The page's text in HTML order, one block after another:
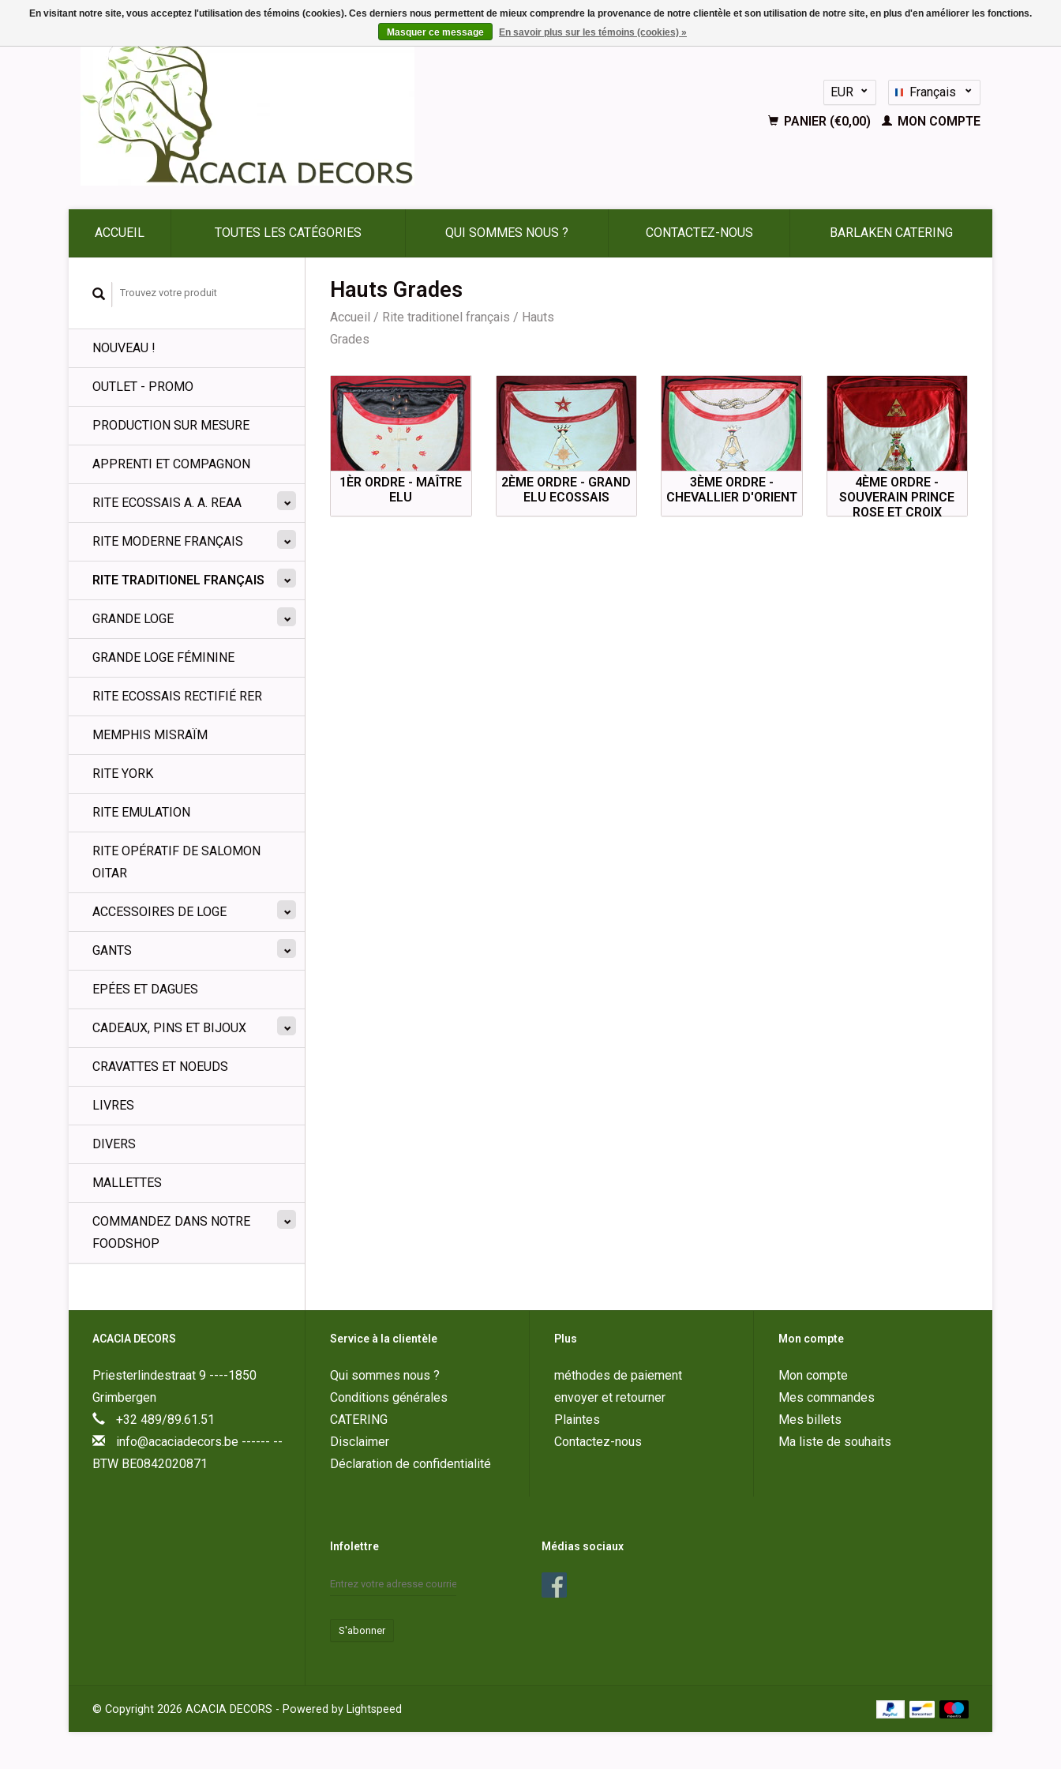
EUR
GBP
Français
Nederlands
Deutsch
PANIER (€0,00) MON COMPTE
ACCUEIL TOUTES LES CATÉGORIES QUI SOMMES NOUS ? CONTACTEZ-NOUS BARLAKEN CATERING
NOUVEAU !
OUTLET - PROMO
PRODUCTION SUR MESURE
APPRENTI ET COMPAGNON
RITE ECOSSAIS A. A. REAA
RITE MODERNE FRANÇAIS
RITE TRADITIONEL FRANÇAIS
GRANDE LOGE
GRANDE LOGE FÉMININE
RITE ECOSSAIS RECTIFIÉ RER
MEMPHIS MISRAÏM
RITE YORK
RITE EMULATION
RITE OPÉRATIF DE SALOMON
OITAR
ACCESSOIRES DE LOGE
GANTS
EPÉES ET DAGUES
CADEAUX, PINS ET BIJOUX
CRAVATTES ET NOEUDS
LIVRES
DIVERS
MALLETTES
COMMANDEZ DANS NOTRE
FOODSHOP
Hauts Grades
Accueil / Rite traditionel français / Hauts
Grades
1ÈR ORDRE - MAÎTRE
ELU
2ÈME ORDRE - GRAND
ELU ECOSSAIS
3ÈME ORDRE -
CHEVALLIER D'ORIENT
4ÈME ORDRE -
SOUVERAIN PRINCE
ROSE ET CROIX
ACACIA DECORS
Priesterlindestraat 9 ----1850
Grimbergen
+32 489/89.61.51
info@acaciadecors.be ------ --
BTW BE0842020871
Service à la clientèle
Qui sommes nous ?
Conditions générales
CATERING
Disclaimer
Déclaration de confidentialité
Plus
méthodes de paiement
envoyer et retourner
Plaintes
Contactez-nous
Mon compte
Mon compte
Mes commandes
Mes billets
Ma liste de souhaits
Infolettre
S'abonner
Médias sociaux
© Copyright 2026 ACACIA DECORS - Powered by Lightspeed
En visitant notre site, vous acceptez l'utilisation des témoins (cookies). Ces derniers nous permettent de mieux comprendre la provenance de notre clientèle et son utilisation de notre site, en plus d'en améliorer les fonctions.
Masquer ce message
En savoir plus sur les témoins (cookies) »